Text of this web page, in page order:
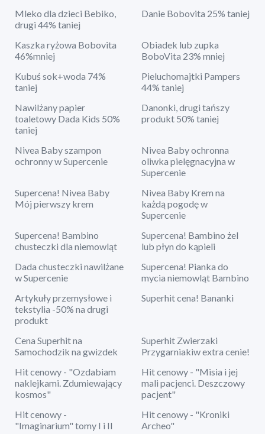
Mleko dla dzieci Bebiko,
drugi 44% taniej
Danie Bobovita 25% taniej
Kaszka ryżowa Bobovita
46%mniej
Obiadek lub zupka
BoboVita 23% mniej
Kubuś sok+woda 74%
taniej
Pieluchomajtki Pampers
44% taniej
Nawilżany papier
toaletowy Dada Kids 50%
taniej
Danonki, drugi tańszy
produkt 50% taniej
Nivea Baby szampon
ochronny w Supercenie
Nivea Baby ochronna
oliwka pielęgnacyjna w
Supercenie
Supercena! Nivea Baby
Mój pierwszy krem
Nivea Baby Krem na
każdą pogodę w
Supercenie
Supercena! Bambino
chusteczki dla niemowląt
Supercena! Bambino żel
lub płyn do kąpieli
Dada chusteczki nawilżane
w Supercenie
Supercena! Pianka do
mycia niemowląt Bambino
Artykuły przemysłowe i
tekstylia -50% na drugi
produkt
Superhit cena! Bananki
Cena Superhit na
Samochodzik na gwizdek
Superhit Zwierzaki
Przygarniakiw extra cenie!
Hit cenowy - "Ozdabiam
naklejkami. Zdumiewający
kosmos"
Hit cenowy - "Misia i jej
mali pacjenci. Deszczowy
pacjent"
Hit cenowy -
"Imaginarium" tomy I i II
Hit cenowy - "Kroniki
Archeo"